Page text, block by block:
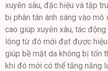
xuyên sâu, đặc hiệu và tập
bị phân tán ánh sáng vào
cao giúp xuyên xâu, tác
lông từ đó mới đạt được
giúp bề mặt da không bị tổn
khi đó mới có thể tăng năng